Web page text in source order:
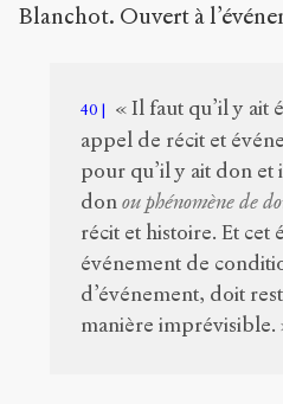
Blanchot. Ouvert à
40
« Il faut qu’il y ait
appel de récit et
pour qu’il y ait don et
donou phénomène de
récit et histoire. Et cet
événement de
d’événement, doit
manière imprévisible.